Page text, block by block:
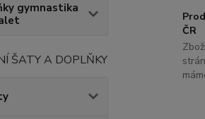
gymnastika
ŠATY A DOPLŇKY
ČR